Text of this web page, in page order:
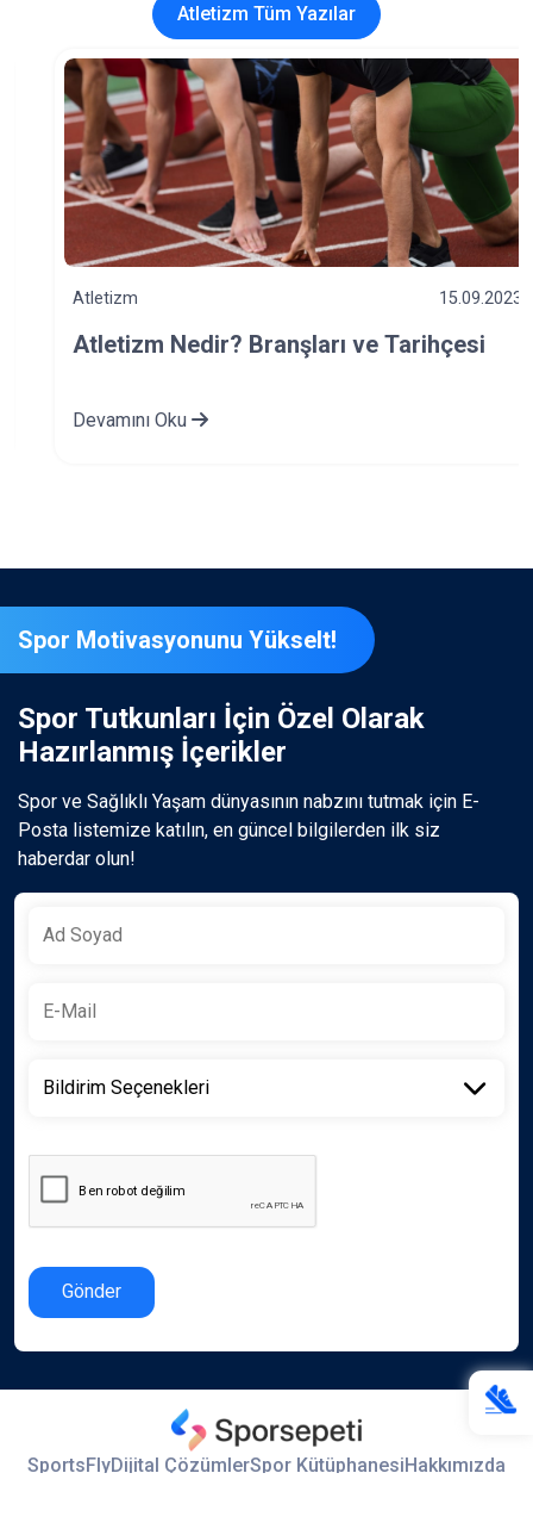
Atletizm Tüm Yazılar
Atletizm 15.09.2023
Atletizm Nedir? Branşları ve Tarihçesi
Devamını Oku
Spor Motivasyonunu Yükselt!
Spor Tutkunları İçin Özel Olarak
Hazırlanmış İçerikler
Spor ve Sağlıklı Yaşam dünyasının nabzını tutmak için E-
Posta listemize katılın, en güncel bilgilerden ilk siz
haberdar olun!
Gönder
SportsFlyDijital ÇözümlerSpor KütüphanesiHakkımızda